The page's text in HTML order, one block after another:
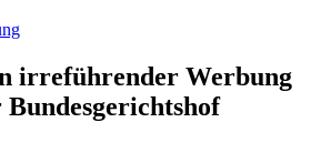
irreführender Werbung